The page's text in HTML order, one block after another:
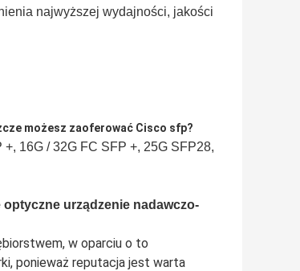
najwyższej wydajności, jakości
możesz zaoferować Cisco sfp?
16G / 32G FC SFP +, 25G SFP28,
urządzenie nadawczo-
w oparciu o to
ponieważ reputacja jest warta